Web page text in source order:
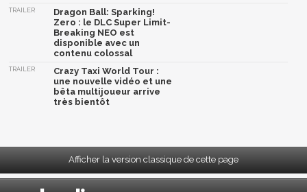
TRAILER
Dragon Ball: Sparking!
Zero : le DLC Super Limit-
Breaking NEO est
disponible avec un
contenu colossal
TRAILER
Crazy Taxi World Tour :
une nouvelle vidéo et une
bêta multijoueur arrive
très bientôt
Afficher la version classique de cette page